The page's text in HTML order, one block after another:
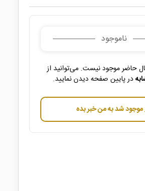
ناموجود
حاضر موجود نیست. می‌توانید از
در پایین صفحه دیدن نمایید.
موجود شد به من خبر بده